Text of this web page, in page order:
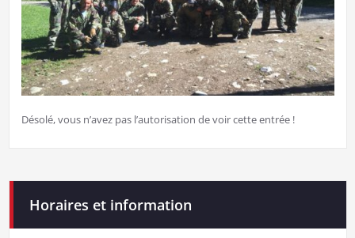
Désolé, vous n’avez pas l’autorisation de voir cette entrée !
Horaires et information